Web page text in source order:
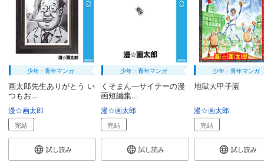
少年・青年マンガ
画太郎先生ありがとう い
つもお...
漫☆画太郎
完結
試し読み
少年・青年マンガ
くそまん―サイテーの漫
画短編集...
漫☆画太郎
完結
試し読み
少年・青年マンガ
地獄大甲子園
漫☆画太郎
完結
試し読み